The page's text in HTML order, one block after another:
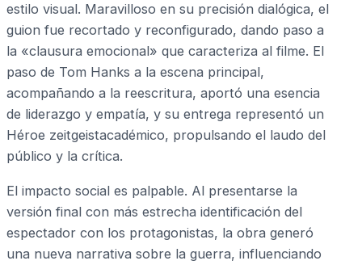
estilo visual. Maravilloso en su precisión dialógica, el
guion fue recortado y reconfigurado, dando paso a
la «clausura emocional» que caracteriza al filme. El
paso de Tom Hanks a la escena principal,
acompañando a la reescritura, aportó una esencia
de liderazgo y empatía, y su entrega representó un
Héroe zeitgeistacadémico, propulsando el laudo del
público y la crítica.
El impacto social es palpable. Al presentarse la
versión final con más estrecha identificación del
espectador con los protagonistas, la obra generó
una nueva narrativa sobre la guerra, influenciando